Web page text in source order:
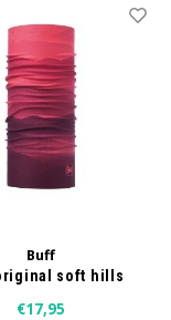
Buff
soft hills
€17,95